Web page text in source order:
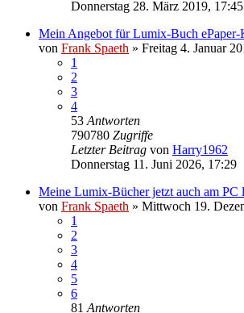
Donnerstag 28. März 2019, 17:45
Mein Angebot für Lumix-Buch
von Frank Spaeth » Freitag 4. Januar
1
2
3
4
53 Antworten
790780 Zugriffe
Letzter Beitrag von Harry1962
Donnerstag 11. Juni 2026, 17:29
Meine Lumix-Bücher jetzt auch am PC
von Frank Spaeth » Mittwoch 19.
1
2
3
4
5
6
81 Antworten